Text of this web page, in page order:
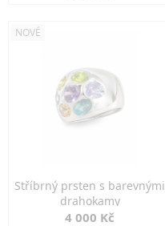
NOVÉ
Stříbrný prsten s barevnými
drahokamy
4 000 Kč